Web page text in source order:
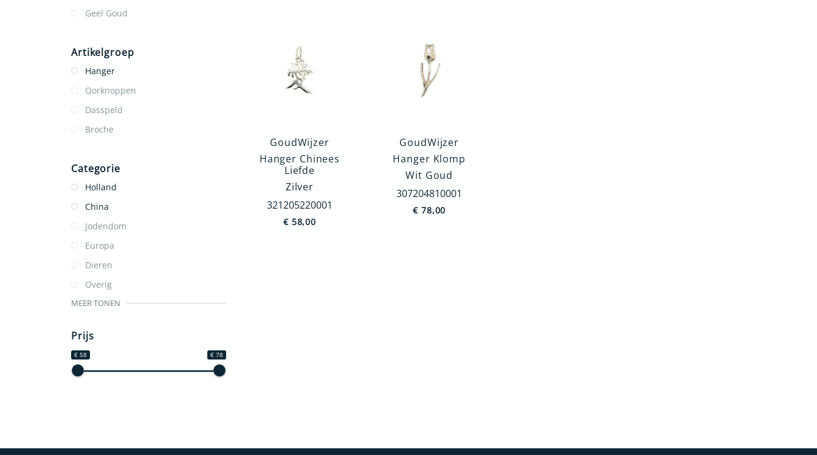
Geel Goud
Artikelgroep
Hanger
Oorknoppen
Dasspeld
Broche
Categorie
Holland
China
Jodendom
Europa
Dieren
Overig
MEER TONEN
Prijs
€ 58 € 78
GoudWijzer
Hanger Chinees
Liefde
Zilver
321205220001
€58,00
GoudWijzer
Hanger Klomp
Wit Goud
307204810001
€ 78,00